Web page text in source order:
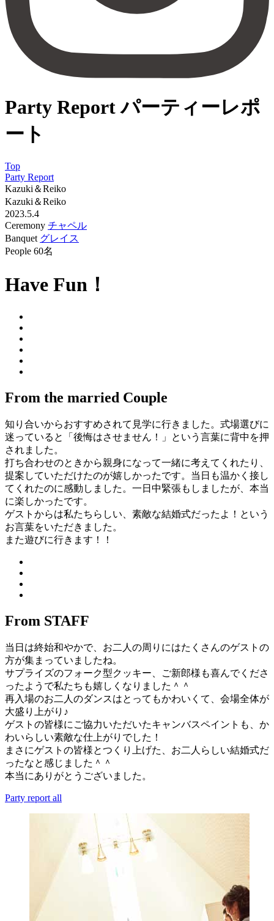
Party Reportパーティーレポ
ート
Top
Party Report
Kazuki＆Reiko
Kazuki＆Reiko
2023.5.4
Ceremony チャペル
Banquet グレイス
People 60名
Have Fun！
From the married Couple
知り合いからおすすめされて見学に行きました。式場選びに
迷っていると「後悔はさせません！」という言葉に背中を押
されました。
打ち合わせのときから親身になって一緒に考えてくれたり、
提案していただけたのが嬉しかったです。当日も温かく接し
てくれたのに感動しました。一日中緊張もしましたが、本当
に楽しかったです。
ゲストからは私たちらしい、素敵な結婚式だったよ！という
お言葉をいただきました。
また遊びに行きます！！
From STAFF
当日は終始和やかで、お二人の周りにはたくさんのゲストの
方が集まっていましたね。
サプライズのフォーク型クッキー、ご新郎様も喜んでくださ
ったようで私たちも嬉しくなりました＾＾
再入場のお二人のダンスはとってもかわいくて、会場全体が
大盛り上がり♪
ゲストの皆様にご協力いただいたキャンバスペイントも、か
わいらしい素敵な仕上がりでした！
まさにゲストの皆様とつくり上げた、お二人らしい結婚式だ
ったなと感じました＾＾
本当にありがとうございました。
Party report all